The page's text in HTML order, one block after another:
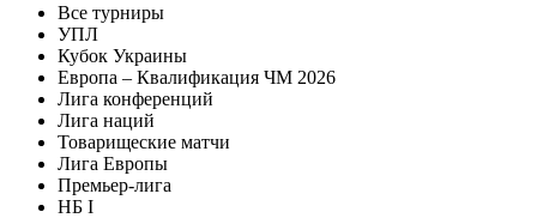
Все турниры
УПЛ
Кубок Украины
Европа – Квалификация ЧМ 2026
Лига конференций
Лига наций
Товарищеские матчи
Лига Европы
Премьер-лига
НБ I